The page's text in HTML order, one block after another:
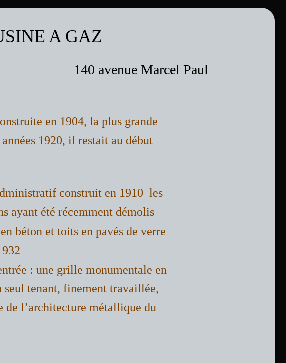
en 1904, la plus grande
années 1920, il restait au début
construit en 1910  les
ayant été récemment démolis
béton et toits en pavés de verre
: une grille monumentale en
seul tenant, finement travaillée,
de l’architecture métallique du
A GAZ
140 avenue Marcel Paul